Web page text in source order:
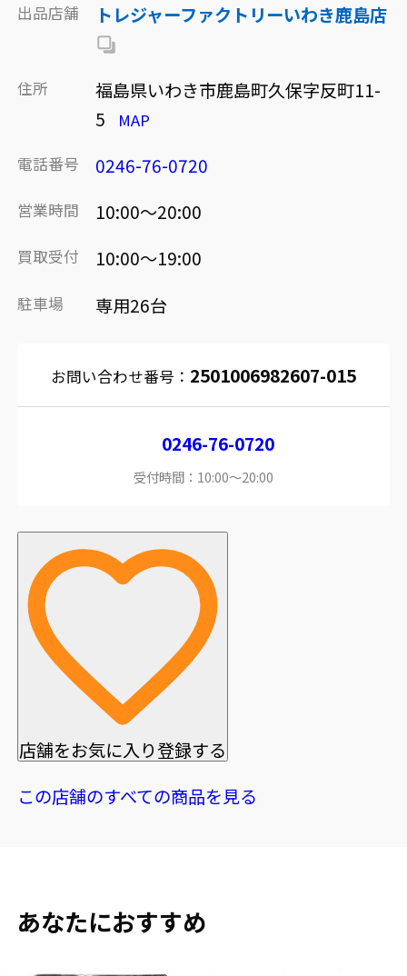
出品店舗 トレジャーファクトリーいわき鹿島店
住所
福島県いわき市鹿島町久保字反町11-
5
MAP
電話番号 0246-76-0720
営業時間 10:00～20:00
買取受付 10:00～19:00
駐車場 専用26台
お問い合わせ番号： 2501006982607-015
0246-76-0720
受付時間：10:00～20:00
店舗をお気に入り登録する
この店舗のすべての商品を見る
あなたにおすすめ